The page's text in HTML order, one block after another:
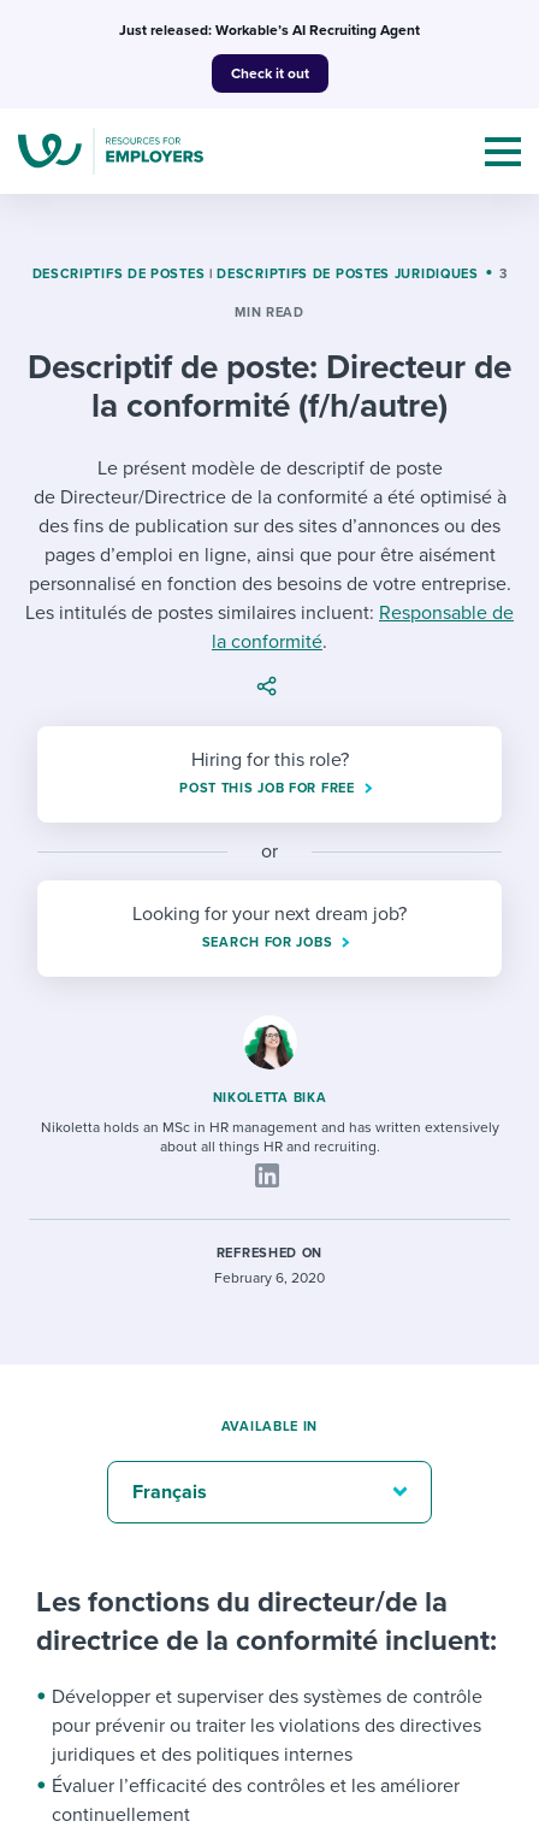
Just released: Workable’s AI Recruiting Agent
Check it out
Mobilizing AI in my work
Evaluating candidates
Working together with others
Maintaining hiring pipelines
Ensuring compliance
Finding and attracting people
Digitizing work processes
Candidate/employee experiences
Templates & Guides
I WANT...
Job description templates
Interview question templates
Policy templates
Step-by-step tutorials
Workable Academy
I WANT TO LEARN ABOUT...
Applying for a job
Interview process
Pay & benefits
Career development
Overall career resources
Attend webinars & events
Workable customer stories
Explore Workable
Start a free trial
DESCRIPTIFS DE POSTES | DESCRIPTIFS DE POSTES JURIDIQUES 3
MIN READ
Descriptif de poste: Directeur de
la conformité (f/h/autre)
Le présent modèle de descriptif de poste
de Directeur/Directrice de la conformité a été optimisé à
des fins de publication sur des sites d’annonces ou des
pages d’emploi en ligne, ainsi que pour être aisément
personnalisé en fonction des besoins de votre entreprise.
Les intitulés de postes similaires incluent: Responsable de
la conformité.
Hiring for this role?
POST THIS JOB FOR FREE
or
Looking for your next dream job?
SEARCH FOR JOBS
NIKOLETTA BIKA
Nikoletta holds an MSc in HR management and has written extensively
about all things HR and recruiting.
REFRESHED ON
February 6, 2020
Les fonctions du directeur/de la
directrice de la conformité incluent:
Développer et superviser des systèmes de contrôle
pour prévenir ou traiter les violations des directives
juridiques et des politiques internes
Évaluer l’efficacité des contrôles et les améliorer
continuellement
AVAILABLE IN
Français